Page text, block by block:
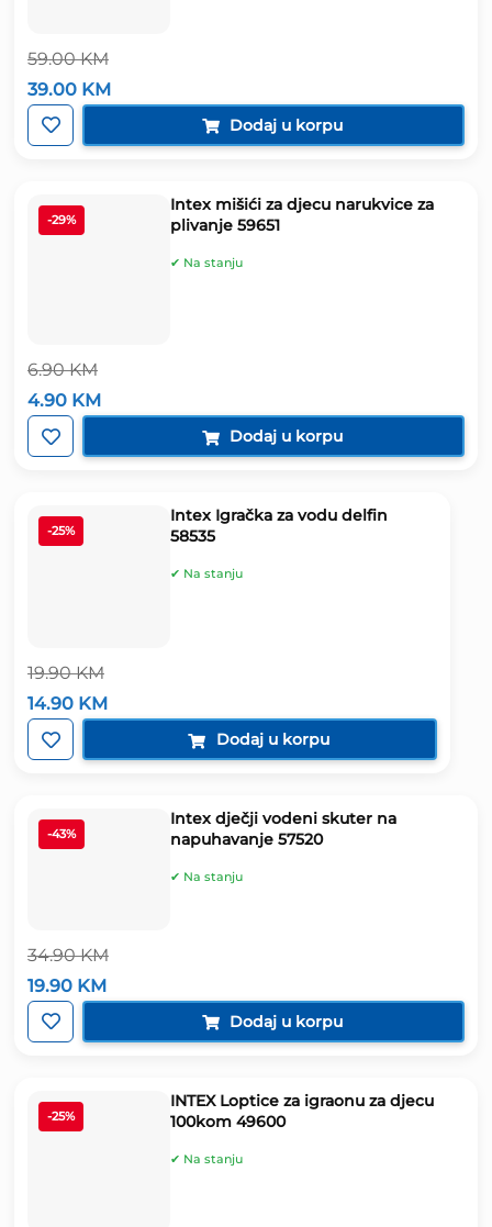
59.00KM
Izvorna
cijena
bila
je:
39.00 KM
cijena
39.00 KM.
Dodaj u korpu
-29%
6.90KM
Izvorna
cijena
bila
je:
4.90 KM
cijena
4.90 KM.
Intex mišići za djecu narukvice za
plivanje 59651
✔ Na stanju
Dodaj u korpu
-25%
19.90KM
Izvorna
cijena
bila
je:
14.90 KM
cijena
14.90 KM.
Intex Igračka za vodu delfin
58535
✔ Na stanju
Dodaj u korpu
-43%
34.90KM
Izvorna
cijena
bila
je:
19.90 KM
cijena
19.90 KM.
Intex dječji vodeni skuter na
napuhavanje 57520
✔ Na stanju
Dodaj u korpu
-25%
INTEX Loptice za igraonu za djecu
100kom 49600
✔ Na stanju